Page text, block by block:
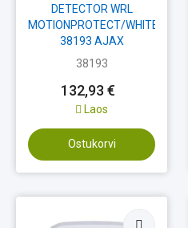
DETECTOR WRL
MOTIONPROTECT/WHITE
38193 AJAX
38193
132,93 €
Laos
Ostukorvi